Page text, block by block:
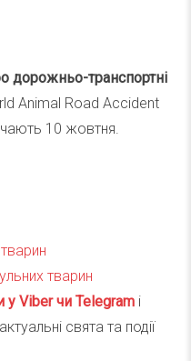
дорожньо-транспортні
Animal Road Accident
10 жовтня.
тварин
у Viber чи Telegram і
свята та події